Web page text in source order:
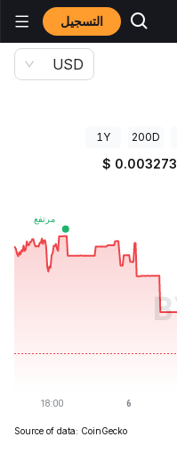
التسجيل
USD
200D
1Y
$ 0.003273
Source of data: CoinGecko